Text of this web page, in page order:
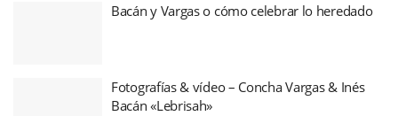
Bacán y Vargas o cómo celebrar lo heredado
Fotografías & vídeo – Concha Vargas & Inés
Bacán «Lebrisah»